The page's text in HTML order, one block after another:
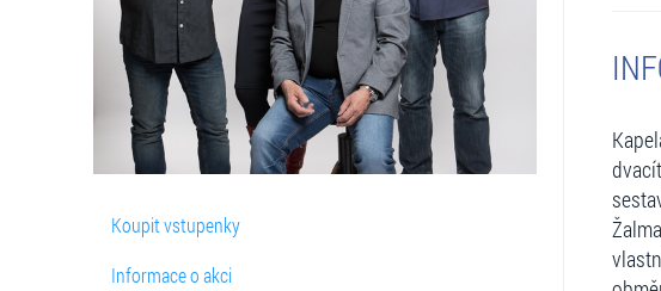
Koupit vstupenky
Informace o akci